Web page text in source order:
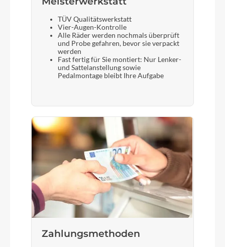
TÜV Qualitätswerkstatt
Vier-Augen-Kontrolle
Alle Räder werden nochmals überprüft
und Probe gefahren, bevor sie verpackt
werden
Fast fertig für Sie montiert: Nur Lenker-
und Sattelanstellung sowie
Pedalmontage bleibt Ihre Aufgabe
Zahlungsmethoden